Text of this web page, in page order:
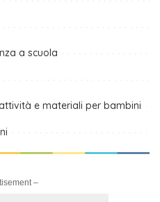
a scuola
e materiali per bambini
–